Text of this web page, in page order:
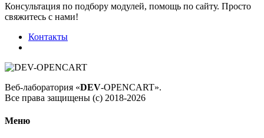
Консультация по подбору модулей, помощь по сайту. Просто
свяжитесь с нами!
Контакты
Веб-лаборатория «DEV-OPENCART».
Все права защищены (с) 2018-2026
Меню